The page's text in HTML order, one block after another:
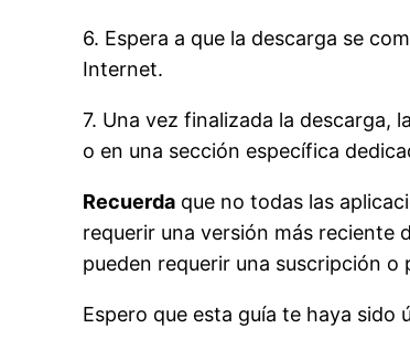
6. Espera a que la descarga se
Internet.
7. Una vez finalizada la descarga,
o en una sección específica
Recuerda que no todas las
requerir una versión más reciente
pueden requerir una suscripción
Espero que esta guía te haya sido